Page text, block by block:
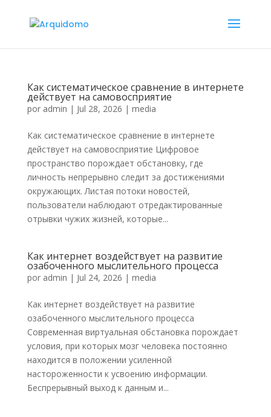
Как систематическое сравнение в интернете
действует на самовосприятие
por admin | Jul 28, 2026 | media
Как систематическое сравнение в интернете
действует на самовосприятие Цифровое
пространство порождает обстановку, где
личность непрерывно следит за достижениями
окружающих. Листая потоки новостей,
пользователи наблюдают отредактированные
отрывки чужих жизней, которые...
Как интернет воздействует на развитие
озабоченного мыслительного процесса
por admin | Jul 24, 2026 | media
Как интернет воздействует на развитие
озабоченного мыслительного процесса
Современная виртуальная обстановка порождает
условия, при которых мозг человека постоянно
находится в положении усиленной
настороженности к усвоению информации.
Беспрерывный выход к данным и...